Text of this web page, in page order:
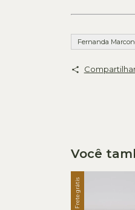
Fernanda
Você
Frete grátis